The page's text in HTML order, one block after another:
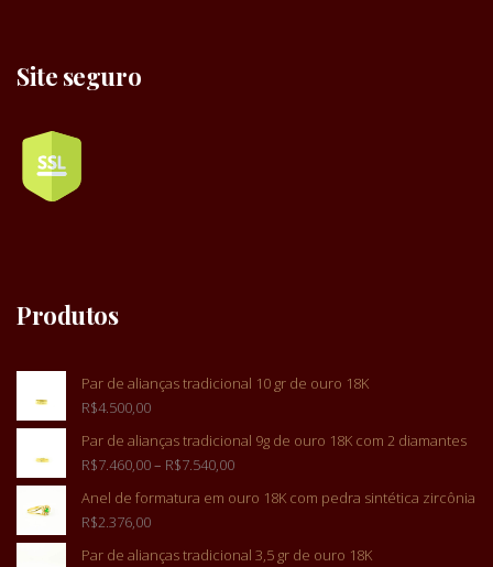
Site seguro
Produtos
Par de alianças tradicional 10 gr de ouro 18K
R$4.500,00
Par de alianças tradicional 9g de ouro 18K com 2 diamantes
R$7.460,00– R$7.540,00
Anel de formatura em ouro 18K com pedra sintética zircônia
R$2.376,00
Par de alianças tradicional 3,5 gr de ouro 18K